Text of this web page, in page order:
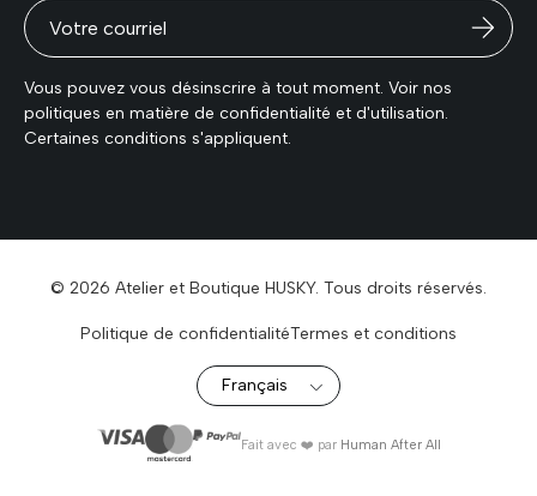
Vous pouvez vous désinscrire à tout moment. Voir nos
politiques en matière de confidentialité et d'utilisation.
Certaines conditions s'appliquent.
© 2026 Atelier et Boutique HUSKY. Tous droits réservés.
Politique de confidentialitéTermes et conditions
Fait avec ❤️ par Human After All